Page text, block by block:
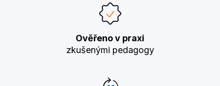
Ověřeno v praxi
zkušenými pedagogy